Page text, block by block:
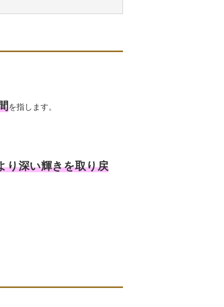
を指します。
り深い輝きを取り戻